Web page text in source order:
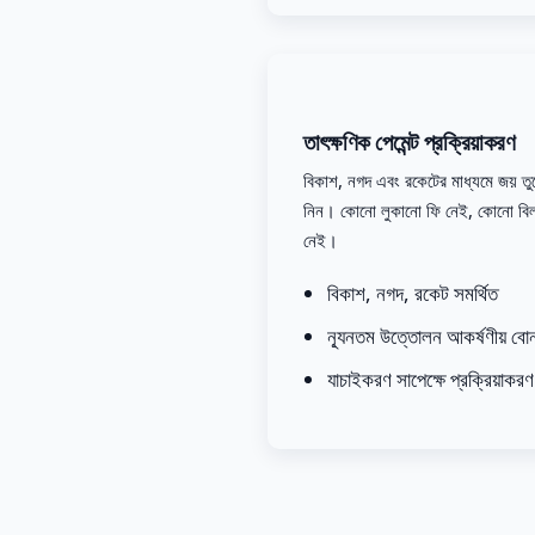
তাৎক্ষণিক পেমেন্ট প্রক্রিয়াকরণ
বিকাশ, নগদ এবং রকেটের মাধ্যমে জয়
নিন। কোনো লুকানো ফি নেই, কোনো
নেই।
বিকাশ, নগদ, রকেট সমর্থিত
ন্যূনতম উত্তোলন আকর্ষণীয়
যাচাইকরণ সাপেক্ষে প্রক্রিয়াকরণ